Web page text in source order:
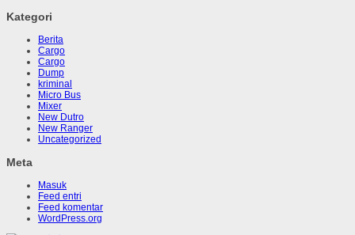
Kategori
Berita
Cargo
Cargo
Dump
kriminal
Micro Bus
Mixer
New Dutro
New Ranger
Uncategorized
Meta
Masuk
Feed entri
Feed komentar
WordPress.org